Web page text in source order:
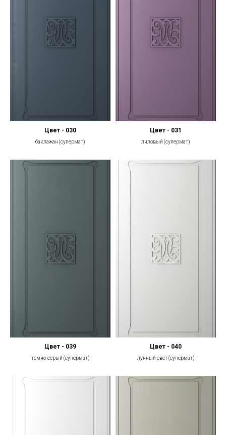
Цвет - 030
баклажан (супермат)
Цвет - 031
лиловый (супермат)
Цвет - 039
темно-серый (супермат)
Цвет - 040
лунный свет (супермат)